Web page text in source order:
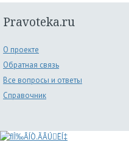
Pravoteka.ru
О проекте
Обратная связь
Все вопросы и ответы
Справочник